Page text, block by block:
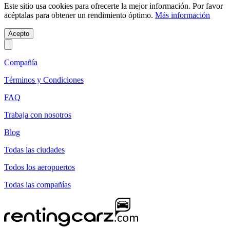
Este sitio usa cookies para ofrecerte la mejor información. Por favor
acéptalas para obtener un rendimiento óptimo. Más información
Acepto
Compañía
Términos y Condiciones
FAQ
Trabaja con nosotros
Blog
Todas las ciudades
Todos los aeropuertos
Todas las compañías